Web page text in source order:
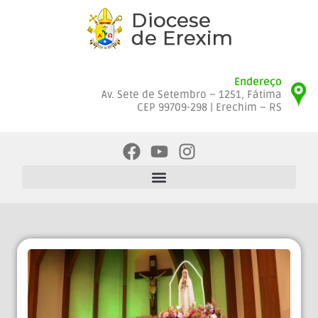
Endereço
Av. Sete de Setembro – 1251, Fátima
CEP 99709-298 | Erechim – RS